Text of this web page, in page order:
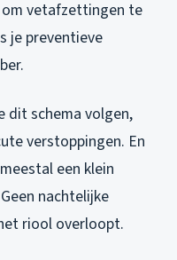
vetafzettingen te
je preventieve
dit schema volgen,
verstoppingen. En
een klein
nachtelijke
riool overloopt.